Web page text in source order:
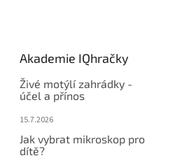
Akademie IQhračky
Živé motýlí zahrádky -
účel a přínos
15.7.2026
Jak vybrat mikroskop pro
dítě?